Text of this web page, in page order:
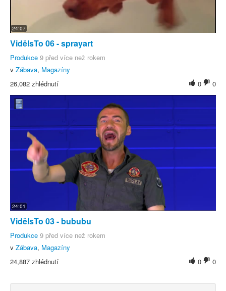
24:07
VidělsTo 06 - sprayart
Produkce 9 před více než rokem
v Zábava, Magazíny
0
0
26,082 zhlédnutí
24:01
VidělsTo 03 - bububu
Produkce 9 před více než rokem
v Zábava, Magazíny
0
0
24,887 zhlédnutí